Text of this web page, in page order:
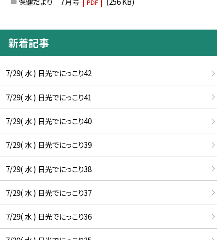
PDF
新着記事
7/29( 水 ) 日光でにっこり42
7/29( 水 ) 日光でにっこり41
7/29( 水 ) 日光でにっこり40
7/29( 水 ) 日光でにっこり39
7/29( 水 ) 日光でにっこり38
7/29( 水 ) 日光でにっこり37
7/29( 水 ) 日光でにっこり36